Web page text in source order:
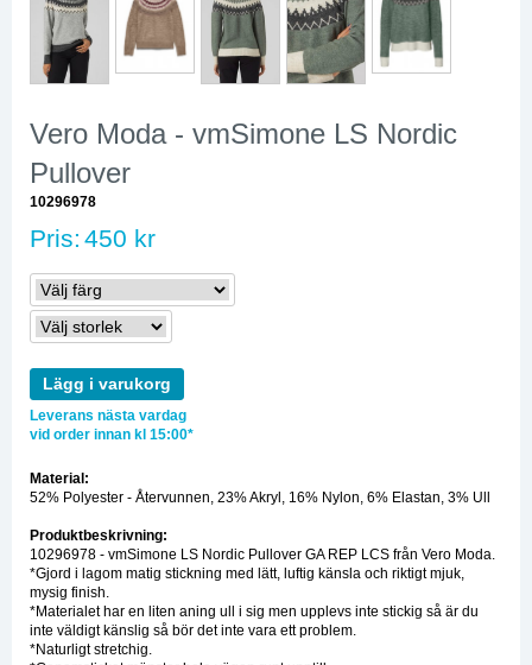
Vero Moda - vmSimone LS Nordic
Pullover
10296978
Pris: 450 kr
Lägg i varukorg
Leverans nästa vardag
vid order innan kl 15:00*
Material:
52% Polyester - Återvunnen, 23% Akryl, 16% Nylon, 6% Elastan, 3% Ull
Produktbeskrivning:
10296978 - vmSimone LS Nordic Pullover GA REP LCS från Vero Moda.
*Gjord i lagom matig stickning med lätt, luftig känsla och riktigt mjuk,
mysig finish.
*Materialet har en liten aning ull i sig men upplevs inte stickig så är du
inte väldigt känslig så bör det inte vara ett problem.
*Naturligt stretchig.